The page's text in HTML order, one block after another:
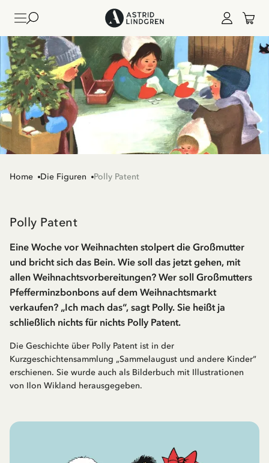
Home Die Figuren Polly Patent
Polly Patent
Eine Woche vor Weihnachten stolpert die Großmutter
und bricht sich das Bein. Wie soll das jetzt gehen, mit
allen Weihnachtsvorbereitungen? Wer soll Großmutters
Pfefferminzbonbons auf dem Weihnachtsmarkt
verkaufen? „Ich mach das“, sagt Polly. Sie heißt ja
schließlich nichts für nichts Polly Patent.
Die Geschichte über Polly Patent ist in der
Kurzgeschichtensammlung „Sammelaugust und andere Kinder“
erschienen. Sie wurde auch als Bilderbuch mit Illustrationen
von Ilon Wikland herausgegeben.